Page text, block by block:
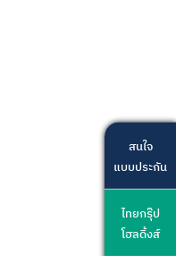
สนใจ
แบบประกัน
ไทยกรุ๊ป
โฮลดิ้งส์